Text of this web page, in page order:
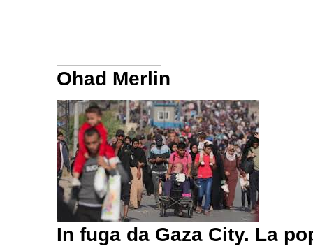
Ohad Merlin
In fuga da Gaza City. La